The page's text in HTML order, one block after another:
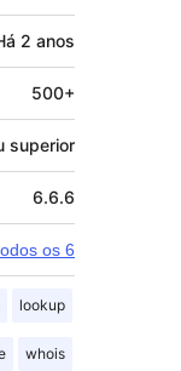
2 anos
500+
superior
6.6.6
os 6
lookup
whois